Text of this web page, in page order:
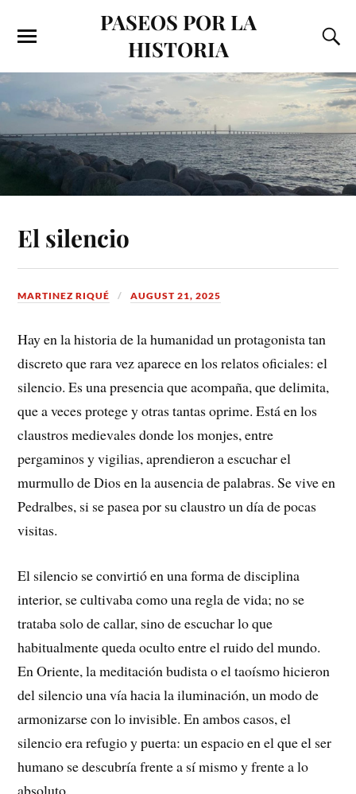
PASEOS POR LA
HISTORIA
El silencio
MARTINEZ RIQUÉ AUGUST 21, 2025
Hay en la historia de la humanidad un protagonista tan
discreto que rara vez aparece en los relatos oficiales: el
silencio. Es una presencia que acompaña, que delimita,
que a veces protege y otras tantas oprime. Está en los
claustros medievales donde los monjes, entre
pergaminos y vigilias, aprendieron a escuchar el
murmullo de Dios en la ausencia de palabras. Se vive en
Pedralbes, si se pasea por su claustro un día de pocas
visitas.
El silencio se convirtió en una forma de disciplina
interior, se cultivaba como una regla de vida; no se
trataba solo de callar, sino de escuchar lo que
habitualmente queda oculto entre el ruido del mundo.
En Oriente, la meditación budista o el taoísmo hicieron
del silencio una vía hacia la iluminación, un modo de
armonizarse con lo invisible. En ambos casos, el
silencio era refugio y puerta: un espacio en el que el ser
humano se descubría frente a sí mismo y frente a lo
absoluto.